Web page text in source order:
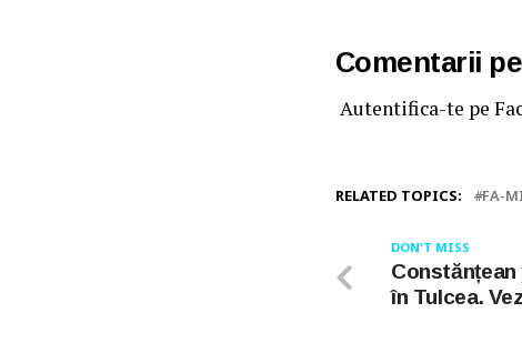
Comentarii
Autentifica-te pe
RELATED TOPICS: FA-
DON'T MISS
în Tulcea.